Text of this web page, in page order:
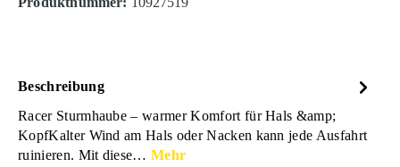
Beschreibung
Racer Sturmhaube – warmer Komfort für Hals &amp;
KopfKalter Wind am Hals oder Nacken kann jede Ausfahrt
ruinieren. Mit diese…Mehr